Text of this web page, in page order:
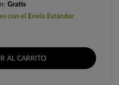
Gratis
con el Envío Estándar
AL CARRITO